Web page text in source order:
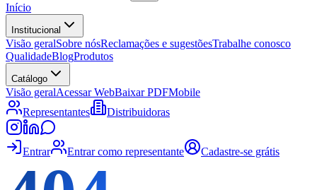
Início
Institucional
Visão geralSobre nósReclamações e sugestõesTrabalhe conosco
QualidadeBlogProdutos
Catálogo
Visão geralAcessar WebBaixar PDFMobile
Representantes
Distribuidoras
Entrar Entrar como representante Cadastre-se grátis